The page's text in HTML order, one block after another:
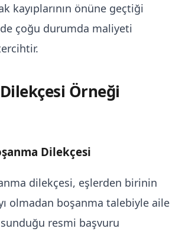
kayıplarının önüne geçtiği
çoğu durumda maliyeti
Örneği
Dilekçesi
dilekçesi, eşlerden birinin
olmadan boşanma talebiyle aile
resmi başvuru